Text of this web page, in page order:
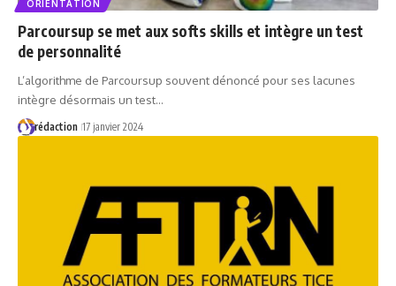
ORIENTATION
Parcoursup se met aux softs skills et intègre un test
de personnalité
L’algorithme de Parcoursup souvent dénoncé pour ses lacunes
intègre désormais un test…
rédaction 17 janvier 2024